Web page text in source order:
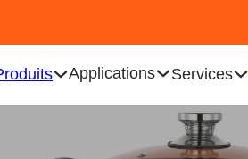
Applications Services